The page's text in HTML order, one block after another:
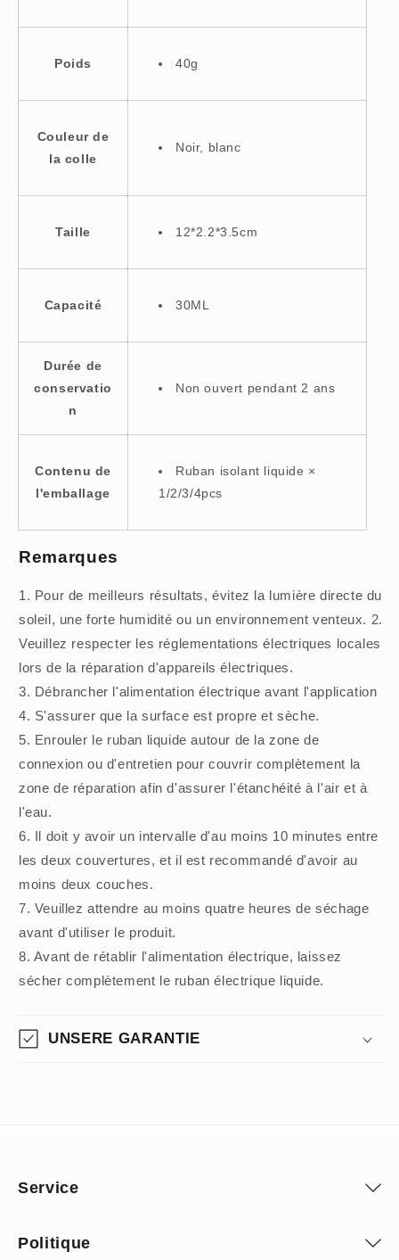
Poids 40g
Couleur de
la colle
Noir, blanc
Taille 12*2.2*3.5cm
Capacité 30ML
Durée de
conservatio
n
Non ouvert pendant 2 ans
Contenu de
l'emballage
Ruban isolant liquide ×
1/2/3/4pcs
Remarques
1. Pour de meilleurs résultats, évitez la lumière directe du
soleil, une forte humidité ou un environnement venteux. 2.
Veuillez respecter les réglementations électriques locales
lors de la réparation d'appareils électriques.
3. Débrancher l'alimentation électrique avant l'application
4. S'assurer que la surface est propre et sèche.
5. Enrouler le ruban liquide autour de la zone de
connexion ou d'entretien pour couvrir complètement la
zone de réparation afin d'assurer l'étanchéité à l'air et à
l'eau.
6. Il doit y avoir un intervalle d'au moins 10 minutes entre
les deux couvertures, et il est recommandé d'avoir au
moins deux couches.
7. Veuillez attendre au moins quatre heures de séchage
avant d'utiliser le produit.
8. Avant de rétablir l'alimentation électrique, laissez
sécher complètement le ruban électrique liquide.
UNSERE GARANTIE
Service
Politique